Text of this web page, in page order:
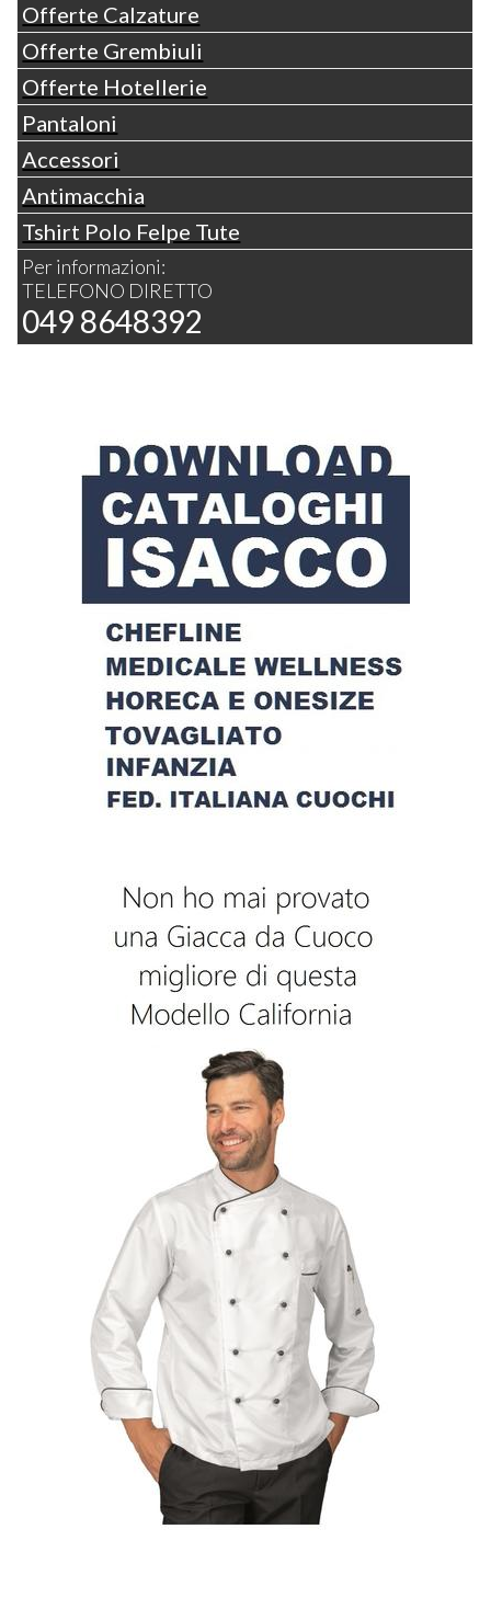
Offerte Calzature
Offerte Grembiuli
Offerte Hotellerie
Pantaloni
Accessori
Antimacchia
Tshirt Polo Felpe Tute
Per informazioni:
TELEFONO DIRETTO
049 8648392